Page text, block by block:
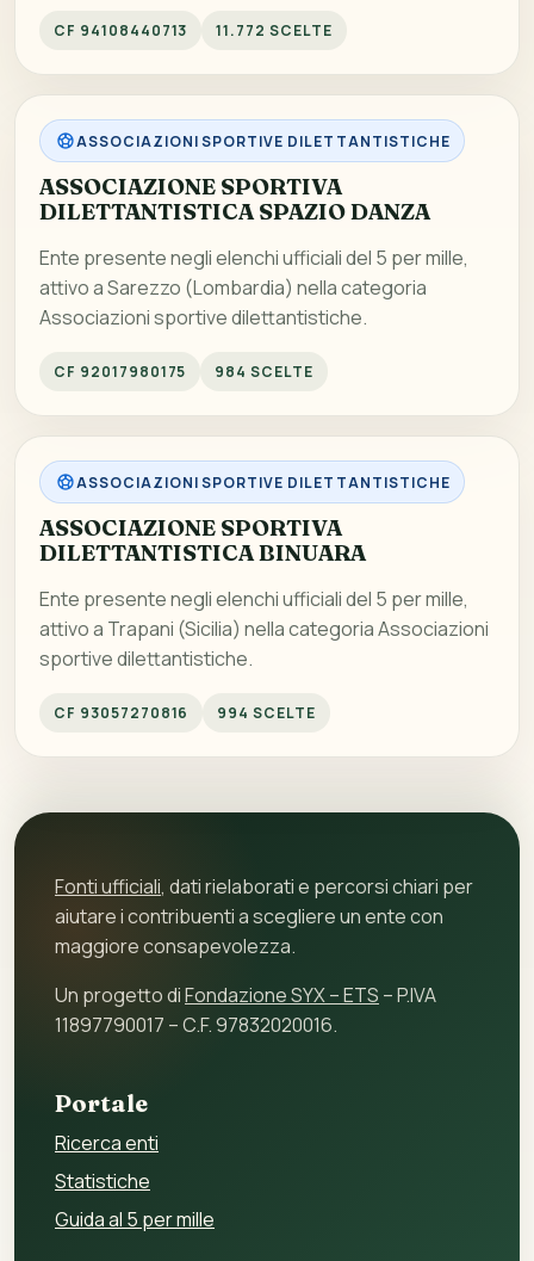
CF 94108440713 11.772 SCELTE
ASSOCIAZIONI SPORTIVE DILETTANTISTICHE
ASSOCIAZIONE SPORTIVA
DILETTANTISTICA SPAZIO DANZA
Ente presente negli elenchi ufficiali del 5 per mille,
attivo a Sarezzo (Lombardia) nella categoria
Associazioni sportive dilettantistiche.
CF 92017980175 984 SCELTE
ASSOCIAZIONI SPORTIVE DILETTANTISTICHE
ASSOCIAZIONE SPORTIVA
DILETTANTISTICA BINUARA
Ente presente negli elenchi ufficiali del 5 per mille,
attivo a Trapani (Sicilia) nella categoria Associazioni
sportive dilettantistiche.
CF 93057270816 994 SCELTE
Fonti ufficiali, dati rielaborati e percorsi chiari per
aiutare i contribuenti a scegliere un ente con
maggiore consapevolezza.
Un progetto diFondazione SYX – ETS – P.IVA
11897790017 – C.F. 97832020016.
Portale
Ricerca enti
Statistiche
Guida al 5 per mille